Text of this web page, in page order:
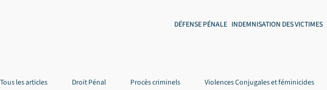
DÉFENSE PÉNALE INDEMNISATION DES VICTIMES
Tous les articles Droit Pénal Procès criminels Violences Conjugales et féminicides